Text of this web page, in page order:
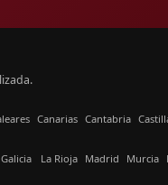
Canarias Cantabria
Galicia La Rioja Madrid Murcia